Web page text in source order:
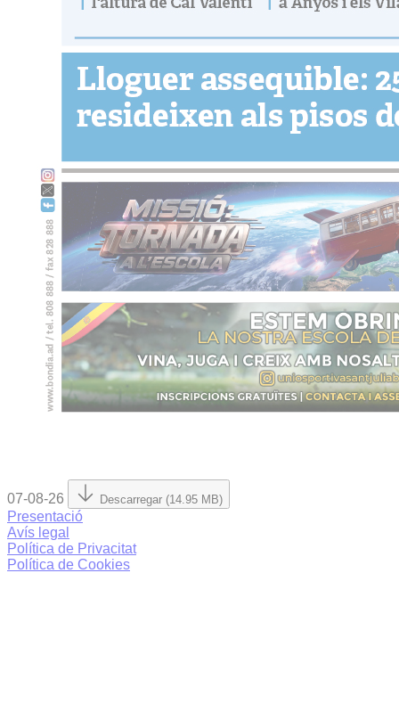
07-08-26 Descarregar (14.95 MB)
Presentació
Avís legal
Política de Privacitat
Política de Cookies